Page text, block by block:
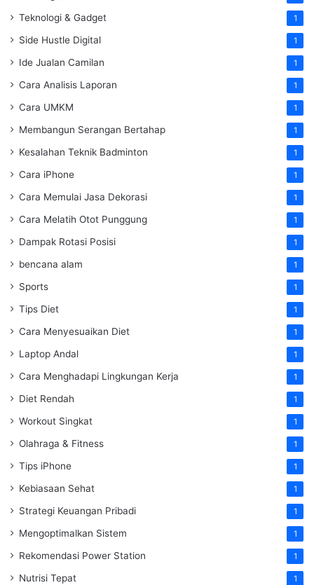
Teknologi & Gadget 1
Side Hustle Digital 1
Ide Jualan Camilan 1
Cara Analisis Laporan 1
Cara UMKM 1
Membangun Serangan Bertahap 1
Kesalahan Teknik Badminton 1
Cara iPhone 1
Cara Memulai Jasa Dekorasi 1
Cara Melatih Otot Punggung 1
Dampak Rotasi Posisi 1
bencana alam 1
Sports 1
Tips Diet 1
Cara Menyesuaikan Diet 1
Laptop Andal 1
Cara Menghadapi Lingkungan Kerja 1
Diet Rendah 1
Workout Singkat 1
Olahraga & Fitness 1
Tips iPhone 1
Kebiasaan Sehat 1
Strategi Keuangan Pribadi 1
Mengoptimalkan Sistem 1
Rekomendasi Power Station 1
Nutrisi Tepat 1